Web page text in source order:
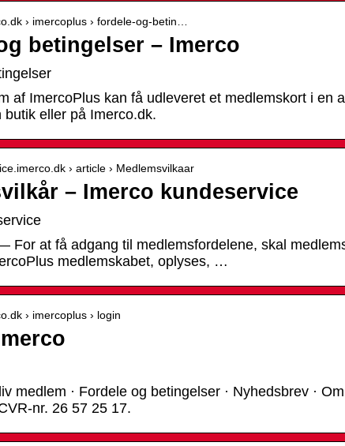
› imercoplus › fordele-og-betin…
betingelser – Imerco
af ImercoPlus kan få udleveret et medlemskort i en
butik eller på Imerco.dk.
› article › Medlemsvilkaar
– Imerco kundeservice
For at få adgang til medlemsfordelene, skal
medlemskabet, oplyses, …
› imercoplus › login
medlem · Fordele og betingelser · Nyhedsbrev ·
nr. 26 57 25 17.